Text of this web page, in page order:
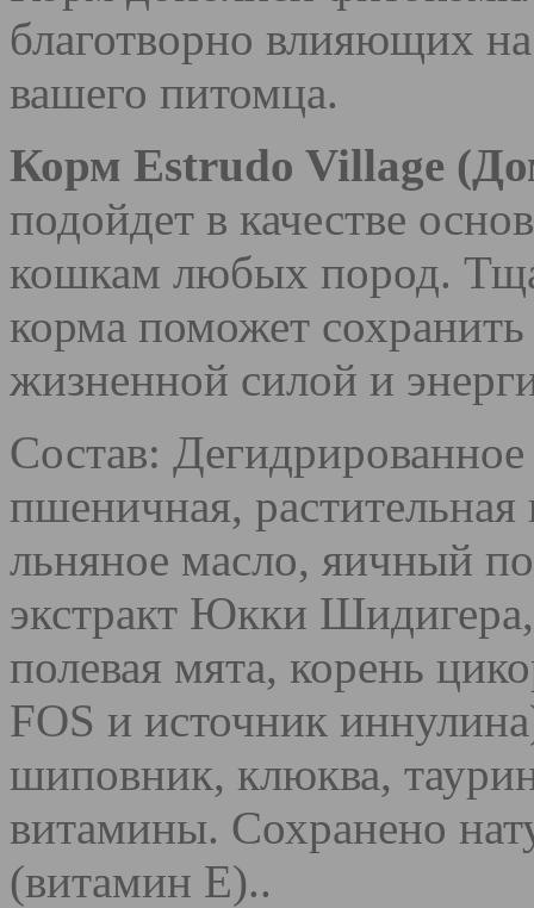
благотворно влияющих
вашего питомца.
Корм Estrudo Village
подойдет в качестве
кошкам любых пород.
корма поможет
жизненной силой и
Состав:
пшеничная, растительная
льняное масло, яичный
экстракт Юкки
полевая мята, корень
FOS и источник
шиповник, клюква,
витамины. Сохранено
(витамин Е)..